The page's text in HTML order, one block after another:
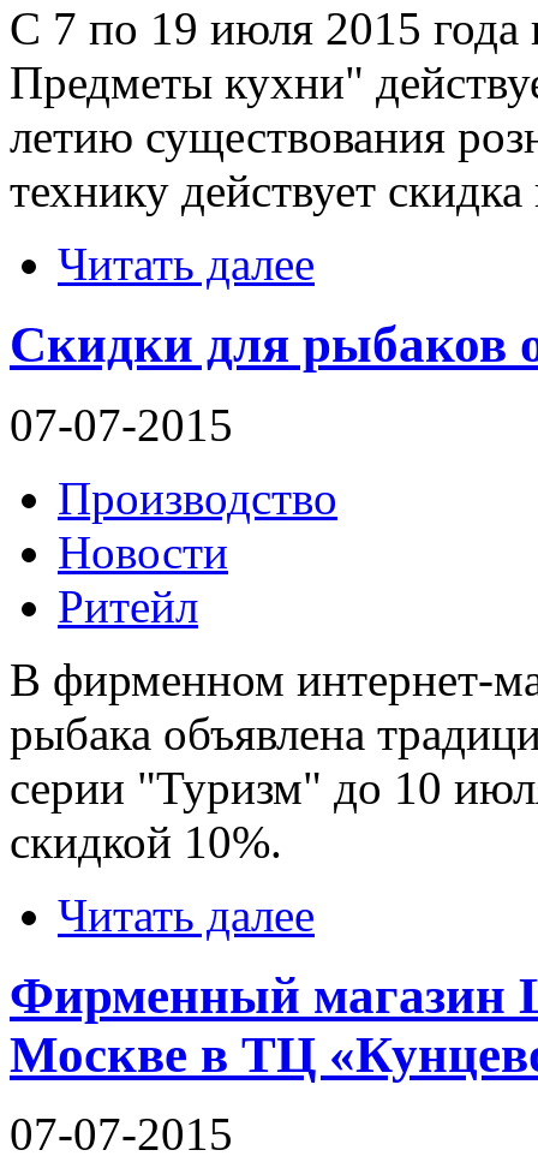
С 7 по 19 июля 2015
Предметы кухни"
летию существования
технику действует
Читать далее
Скидки для
07-07-2015
Производство
Новости
Ритейл
В фирменном интернет-
рыбака объявлена
серии "Туризм" до 10
скидкой 10%.
Читать далее
Фирменный магазин
Москве в ТЦ
07-07-2015